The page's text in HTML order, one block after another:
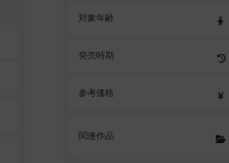
対象年齢
発売時期
参考価格
関連作品